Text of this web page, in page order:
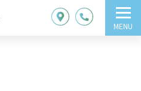
MENU